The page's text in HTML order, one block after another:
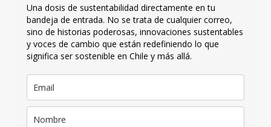
Una dosis de sustentabilidad directamente en tu
bandeja de entrada. No se trata de cualquier correo,
sino de historias poderosas, innovaciones sustentables
y voces de cambio que están redefiniendo lo que
significa ser sostenible en Chile y más allá.